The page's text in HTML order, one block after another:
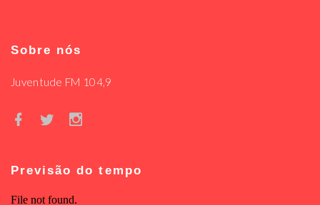
Sobre nós
Juventude FM 104,9
Previsão do tempo